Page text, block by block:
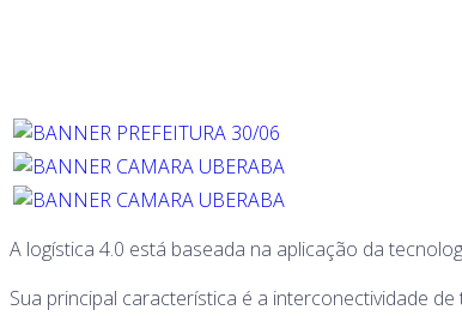
A logística 4.0 está baseada na aplicação da
Sua principal característica é a interconectividade